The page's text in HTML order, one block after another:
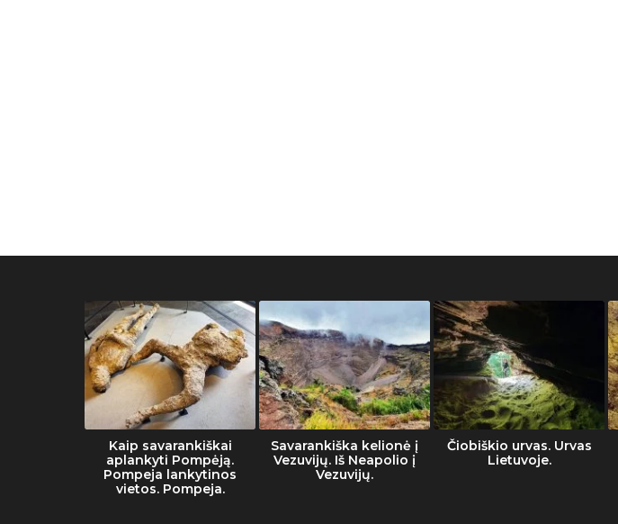
Kaip savarankiškai
aplankyti Pompėją.
Pompeja lankytinos
vietos. Pompeja.
Savarankiška kelionė į
Vezuvijų. Iš Neapolio į
Vezuvijų.
Čiobiškio urvas. Urvas
Lietuvoje.